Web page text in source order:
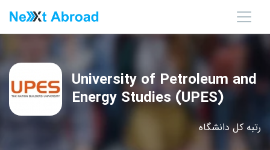
رتبه کل دانشگاه
University of Petroleum and
Energy Studies (UPES)